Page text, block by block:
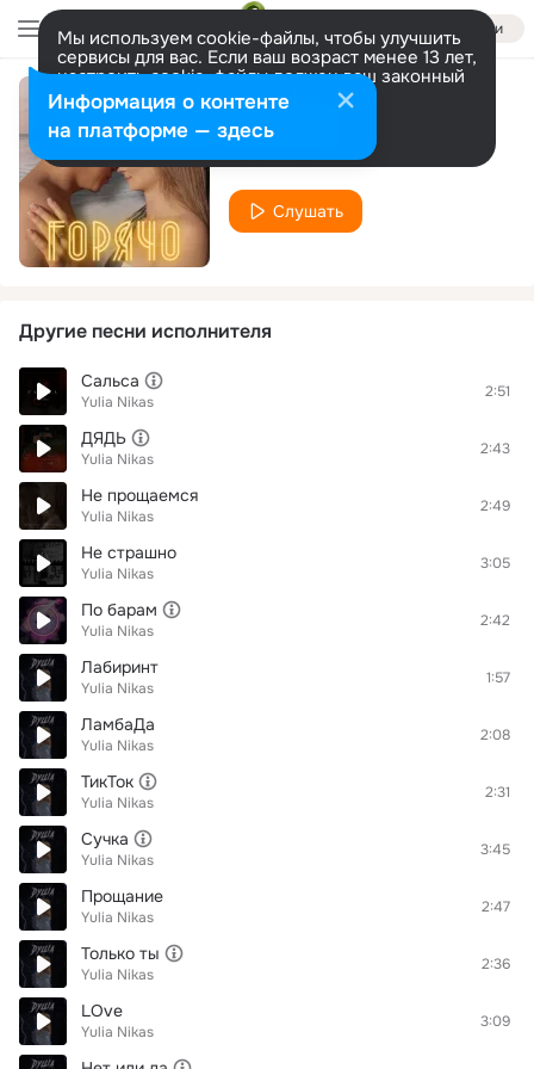
Войти
Мы используем cookie-файлы, чтобы улучшить
сервисы для вас. Если ваш возраст менее 13 лет,
настроить cookie-файлы должен ваш законный
представитель. Больше информации
Разрешить все Настроить
ГОРЯЧО
Yulia Nikas
Слушать
Другие песни исполнителя
Сальса
Yulia Nikas
2:51
ДЯДЬ
Yulia Nikas
2:43
Не прощаемся
Yulia Nikas
2:49
Не страшно
Yulia Nikas
3:05
По барам
Yulia Nikas
2:42
Лабиринт
Yulia Nikas
1:57
ЛамбаДа
Yulia Nikas
2:08
ТикТок
Yulia Nikas
2:31
Сучка
Yulia Nikas
3:45
Прощание
Yulia Nikas
2:47
Только ты
Yulia Nikas
2:36
LOve
Yulia Nikas
3:09
Информация о контенте
на платформе — здесь